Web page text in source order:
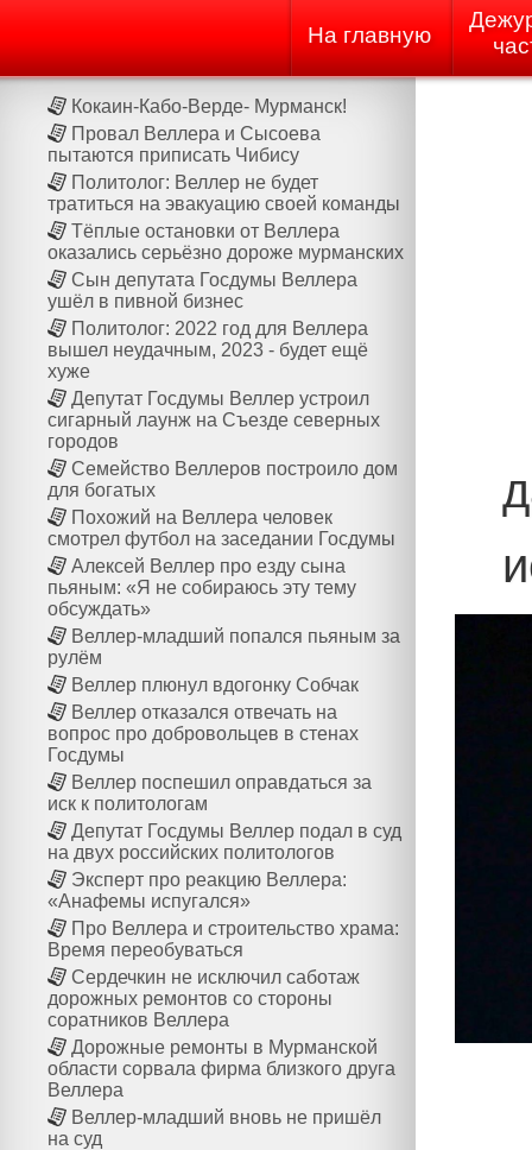
На главную
Кокаин-Кабо-Верде- Мурманск!
Провал Веллера и Сысоева
пытаются приписать Чибису
Политолог: Веллер не будет
тратиться на эвакуацию своей команды
Тёплые остановки от Веллера
оказались серьёзно дороже мурманских
Сын депутата Госдумы Веллера
ушёл в пивной бизнес
Политолог: 2022 год для Веллера
вышел неудачным, 2023 - будет ещё
хуже
Депутат Госдумы Веллер устроил
сигарный лаунж на Cъезде северных
городов
Семейство Веллеров построило дом
для богатых
Похожий на Веллера человек
смотрел футбол на заседании Госдумы
Алексей Веллер про езду сына
пьяным: «Я не собираюсь эту тему
обсуждать»
Веллер-младший попался пьяным за
рулём
Веллер плюнул вдогонку Собчак
Веллер отказался отвечать на
вопрос про добровольцев в стенах
Госдумы
Веллер поспешил оправдаться за
иск к политологам
Депутат Госдумы Веллер подал в суд
на двух российских политологов
Эксперт про реакцию Веллера:
«Анафемы испугался»
Про Веллера и строительство храма:
Время переобуваться
Сердечкин не исключил саботаж
дорожных ремонтов со стороны
соратников Веллера
Дорожные ремонты в Мурманской
области сорвала фирма близкого друга
Веллера
Веллер-младший вновь не пришёл
на суд